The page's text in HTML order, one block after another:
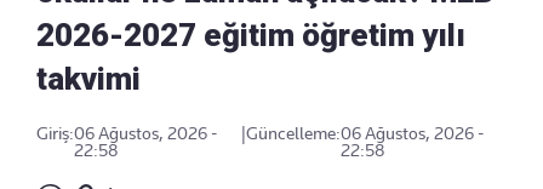
2026-2027 eğitim öğretim yılı
takvimi
Giriş:06 Ağustos, 2026 -
22:58
Güncelleme:06 Ağustos, 2026 -
22:58